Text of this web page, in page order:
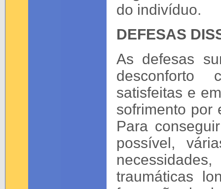
do indivíduo.
DEFESAS
As defesas
desconforto
satisfeitas e
sofrimento por
Para
possível,
traumáticas